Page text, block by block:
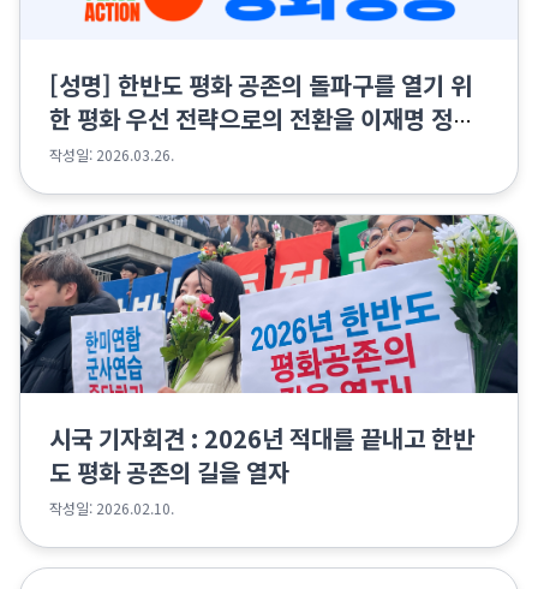
[성명] 한반도 평화 공존의 돌파구를 열기 위
한 평화 우선 전략으로의 전환을 이재명 정부
에 촉구한다
작성일: 2026.03.26.
시국 기자회견 : 2026년 적대를 끝내고 한반
도 평화 공존의 길을 열자
작성일: 2026.02.10.